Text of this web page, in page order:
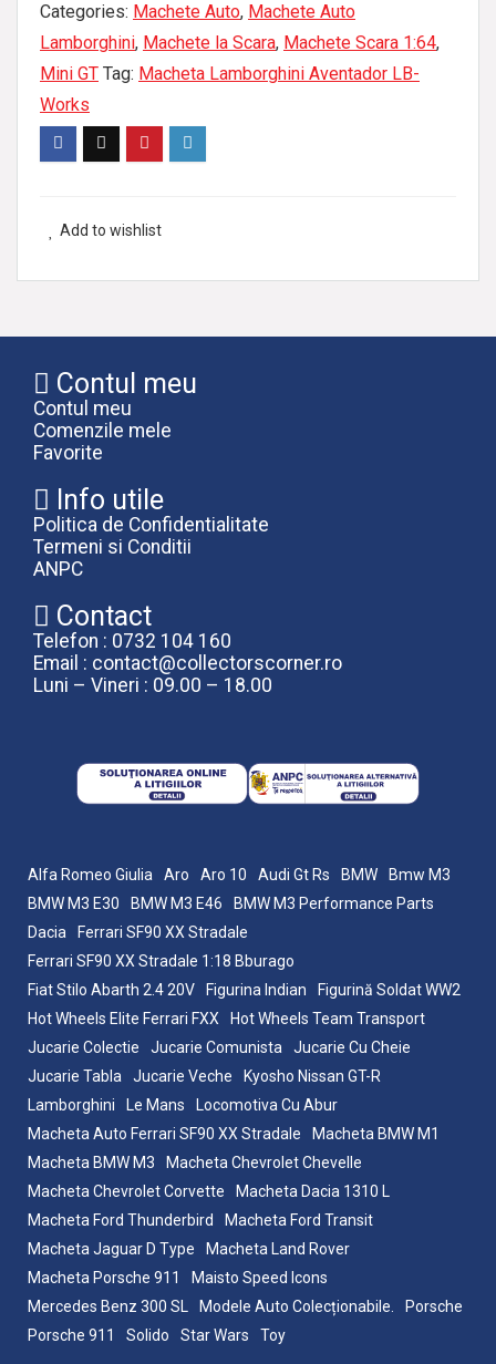
Categories: Machete Auto, Machete Auto
Lamborghini, Machete la Scara, Machete Scara 1:64,
Mini GT Tag: Macheta Lamborghini Aventador LB-
Works
Add to wishlist
Contul meu
Contul meu
Comenzile mele
Favorite
Info utile
Politica de Confidentialitate
Termeni si Conditii
ANPC
Contact
Telefon : 0732 104 160
Email : contact@collectorscorner.ro
Luni – Vineri : 09.00 – 18.00
Alfa Romeo Giulia Aro Aro 10 Audi Gt Rs BMW
Bmw M3
BMW M3 E30
BMW M3 E46
BMW M3 Performance Parts
Dacia
Ferrari SF90 XX Stradale
Ferrari SF90 XX Stradale 1:18 Bburago
Fiat Stilo Abarth 2.4 20V
Figurina Indian
Figurină Soldat WW2
Hot Wheels Elite Ferrari FXX
Hot Wheels Team Transport
Jucarie Colectie
Jucarie Comunista
Jucarie Cu Cheie
Jucarie Tabla
Jucarie Veche
Kyosho Nissan GT-R
Lamborghini
Le Mans
Locomotiva Cu Abur
Macheta Auto Ferrari SF90 XX Stradale
Macheta BMW M1
Macheta BMW M3
Macheta Chevrolet Chevelle
Macheta Chevrolet Corvette
Macheta Dacia 1310 L
Macheta Ford Thunderbird
Macheta Ford Transit
Macheta Jaguar D Type
Macheta Land Rover
Macheta Porsche 911
Maisto Speed Icons
Mercedes Benz 300 SL
Modele Auto Colecționabile.
Porsche
Porsche 911
Solido Star Wars Toy